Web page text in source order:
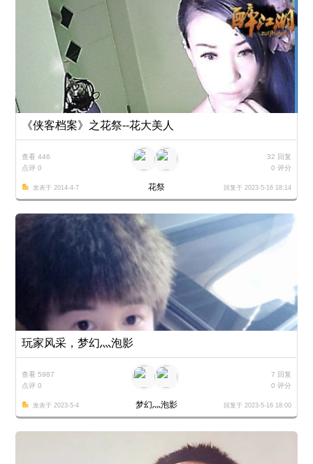
《侠客档案》之花祭--花大美人
查看 446
点评 0
32 回复
0 评分
发表于 2014-4-7 回复于 2023-5-16 18:14
花祭
玩家风采，梦幻灬泡影
查看 5987
点评 0
7 回复
0 评分
发表于 2023-5-4 回复于 2023-5-16 18:00
梦幻灬泡影